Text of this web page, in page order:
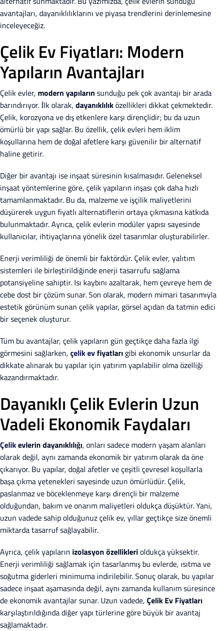
avantajları, dayanıklılıklarını ve piyasa trendlerini derinlemesine
inceleyeceğiz.
Çelik Ev Fiyatları: Modern
Yapıların Avantajları
Çelik evler, modern yapıların sunduğu pek çok avantajı bir arada
barındırıyor. İlk olarak, dayanıklılıközellikleri dikkat çekmektedir.
Çelik, korozyona ve dış etkenlere karşı dirençlidir; bu da uzun
ömürlü bir yapı sağlar. Bu özellik, çelik evleri hem iklim
koşullarına hem de doğal afetlere karşı güvenilir bir alternatif
haline getirir.
Diğer bir avantajı ise inşaat süresinin kısalmasıdır. Geleneksel
inşaat yöntemlerine göre, çelik yapıların inşası çok daha hızlı
tamamlanmaktadır. Bu da, malzeme ve işçilik maliyetlerini
düşürerek uygun fiyatlı alternatiflerin ortaya çıkmasına katkıda
bulunmaktadır. Ayrıca, çelik evlerin modüler yapısı sayesinde
kullanıcılar, ihtiyaçlarına yönelik özel tasarımlar oluşturabilirler.
Enerji verimliliği de önemli bir faktördür. Çelik evler, yalıtım
sistemleri ile birleştirildiğinde enerji tasarrufu sağlama
potansiyeline sahiptir. Isı kaybını azaltarak, hem çevreye hem de
cebe dost bir çözüm sunar. Son olarak, modern mimari tasarımıyla
estetik görünüm sunan çelik yapılar, görsel açıdan da tatmin edici
bir seçenek oluşturur.
Tüm bu avantajlar, çelik yapıların gün geçtikçe daha fazla ilgi
görmesini sağlarken, çelik evfiyatları gibi ekonomik unsurlar da
dikkate alınarak bu yapılar için yatırım yapılabilir olma özelliği
kazandırmaktadır.
Dayanıklı Çelik Evlerin Uzun
Vadeli Ekonomik Faydaları
Çelikevlerin dayanıklılığı, onları sadece modern yaşam alanları
olarak değil, aynı zamanda ekonomik bir yatırım olarak da öne
çıkarıyor. Bu yapılar, doğal afetler ve çeşitli çevresel koşullarla
başa çıkma yetenekleri sayesinde uzun ömürlüdür. Çelik,
paslanmaz ve böceklenmeye karşı dirençli bir malzeme
olduğundan, bakım ve onarım maliyetleri oldukça düşüktür. Yani,
uzun vadede sahip olduğunuz çelik ev, yıllar geçtikçe size önemli
miktarda tasarruf sağlayabilir.
Ayrıca, çelik yapıların izolasyon özelliklerioldukça yüksektir.
Enerji verimliliği sağlamak için tasarlanmış bu evlerde, ısıtma ve
soğutma giderleri minimuma indirilebilir. Sonuç olarak, bu yapılar
sadece inşaat aşamasında değil, aynı zamanda kullanım süresince
de ekonomik avantajlar sunar. Uzun vadede, Çelik Ev Fiyatları
karşılaştırıldığında diğer yapı türlerine göre büyük bir avantaj
sağlamaktadır.